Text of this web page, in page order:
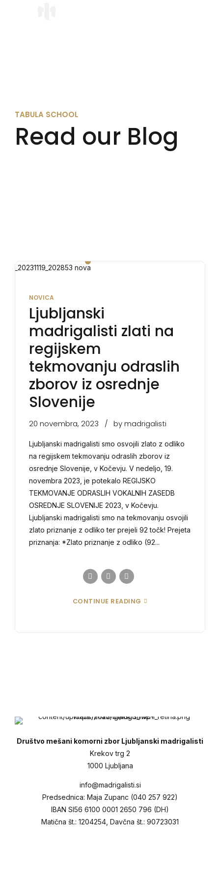
TABULA SCHOOL
Read our Blog
NOVICA
Ljubljanski
madrigalisti zlati na
regijskem
tekmovanju odraslih
zborov iz osrednje
Slovenije
20 novembra, 2023 by madrigalisti
Ljubljanski madrigalisti smo osvojili zlato z odliko
na regijskem tekmovanju odraslih zborov iz
osrednje Slovenije, v Kočevju. V nedeljo, 19.
novembra 2023, je potekalo REGIJSKO
TEKMOVANJE ODRASLIH VOKALNIH ZASEDB
OSREDNJE SLOVENIJE 2023, v Kočevju.
Ljubljanski madrigalisti smo na tekmovanju osvojili
zlato priznanje z odliko ter prejeli 92 točk! Prejeta
priznanja: *Zlato priznanje z odliko (92...
CONTINUE READING
Društvo mešani komorni zbor Ljubljanski madrigalisti
Krekov trg 2
1000 Ljubljana
info@madrigalisti.si
Predsednica: Maja Zupanc (040 257 922)
IBAN SI56 6100 0001 2650 796 (DH)
Matična št.: 1204254, Davčna št.: 90723031